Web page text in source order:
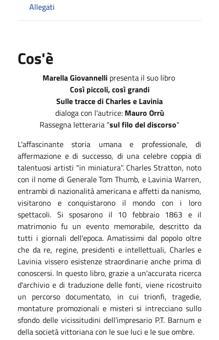
Allegati
Cos'è
Marella Giovannellipresenta il suo libro
Così piccoli, così grandi
Sulle tracce di Charles e Lavinia
dialoga con l'autrice: Mauro Orrù
Rassegna letteraria "sul filo del discorso"
L'affascinante storia umana e professionale, di
affermazione e di successo, di una celebre coppia di
talentuosi artisti "in miniatura". Charles Stratton, noto
con il nome di Generale Tom Thumb, e Lavinia Warren,
entrambi di nazionalità americana e affetti da nanismo,
visitarono e conquistarono il mondo con i loro
spettacoli. Si sposarono il 10 febbraio 1863 e il
matrimonio fu un evento memorabile, descritto da
tutti i giornali dell'epoca. Amatissimi dal popolo oltre
che da re, regine, presidenti e intellettuali, Charles e
Lavinia vissero esistenze straordinarie anche prima di
conoscersi. In questo libro, grazie a un'accurata ricerca
d'archivio e di traduzione delle fonti, viene ricostruito
un percorso documentato, in cui trionfi, tragedie,
montature promozionali e misteri si intrecciano sullo
sfondo delle vicissitudini dell'impresario P.T. Barnum e
della società vittoriana con le sue luci e le sue ombre.